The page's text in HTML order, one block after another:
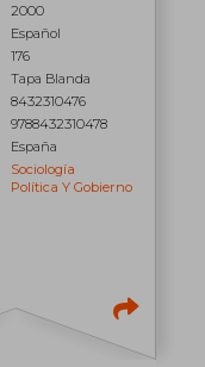
2000
Español
176
Tapa Blanda
8432310476
9788432310478
España
Sociología
Política Y Gobierno